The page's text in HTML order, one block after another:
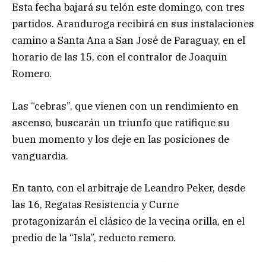
Esta fecha bajará su telón este domingo, con tres
partidos. Aranduroga recibirá en sus instalaciones
camino a Santa Ana a San José de Paraguay, en el
horario de las 15, con el contralor de Joaquín
Romero.
Las “cebras”, que vienen con un rendimiento en
ascenso, buscarán un triunfo que ratifique su
buen momento y los deje en las posiciones de
vanguardia.
En tanto, con el arbitraje de Leandro Peker, desde
las 16, Regatas Resistencia y Curne
protagonizarán el clásico de la vecina orilla, en el
predio de la “Isla”, reducto remero.